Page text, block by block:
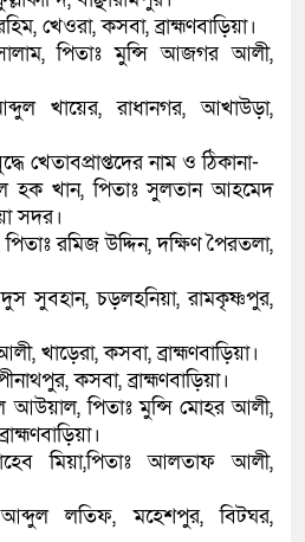
খেওরা, কসবা, ব্রাহ্মণবাড়িয়া।
পিতাঃ মুন্সি আজগর আলী,
খায়ের, রাধানগর, আখাউড়া,
খেতাবপ্রাপ্তদের নাম ও ঠিকানা-
হক খান, পিতাঃ সুলতান আহমেদ
সদর।
রমিজ উদ্দিন, দক্ষিণ পৈরতলা,
সুবহান, চড়লহনিয়া, রামকৃষ্ণপুর,
খাড়েরা, কসবা, ব্রাহ্মণবাড়িয়া।
কসবা, ব্রাহ্মণবাড়িয়া।
পিতাঃ মুন্সি মোহর আলী,
মিয়া,পিতাঃ আলতাফ আলী,
লতিফ, মহেশপুর, বিটঘর,